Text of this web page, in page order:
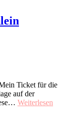
Ticket für die
auf der
Weiterlesen